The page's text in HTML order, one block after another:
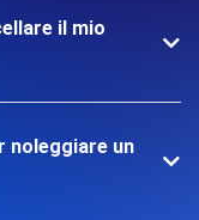
il mio
noleggiare un